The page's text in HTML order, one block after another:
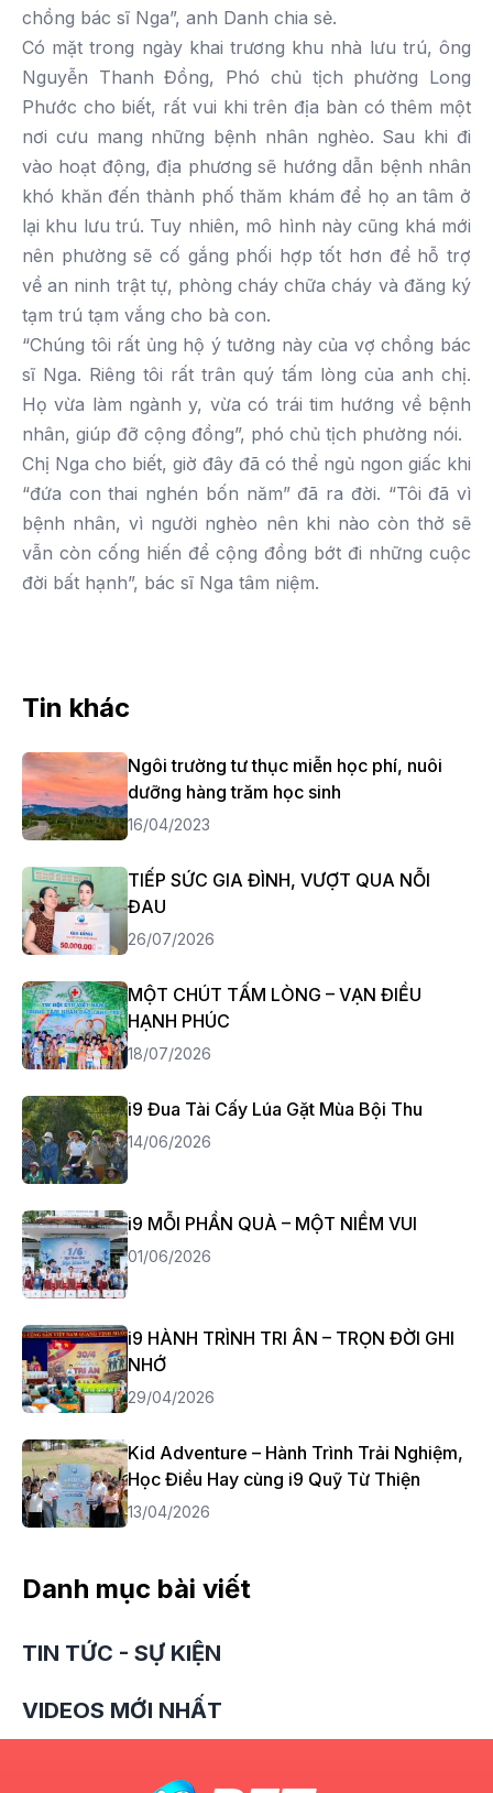
chồng bác sĩ Nga”, anh Danh chia sẻ.
Có mặt trong ngày khai trương khu nhà lưu trú, ông
Nguyễn Thanh Đồng, Phó chủ tịch phường Long
Phước cho biết, rất vui khi trên địa bàn có thêm một
nơi cưu mang những bệnh nhân nghèo. Sau khi đi
vào hoạt động, địa phương sẽ hướng dẫn bệnh nhân
khó khăn đến thành phố thăm khám để họ an tâm ở
lại khu lưu trú. Tuy nhiên, mô hình này cũng khá mới
nên phường sẽ cố gắng phối hợp tốt hơn để hỗ trợ
về an ninh trật tự, phòng cháy chữa cháy và đăng ký
tạm trú tạm vắng cho bà con.
“Chúng tôi rất ủng hộ ý tưởng này của vợ chồng bác
sĩ Nga. Riêng tôi rất trân quý tấm lòng của anh chị.
Họ vừa làm ngành y, vừa có trái tim hướng về bệnh
nhân, giúp đỡ cộng đồng”, phó chủ tịch phường nói.
Chị Nga cho biết, giờ đây đã có thể ngủ ngon giấc khi
“đứa con thai nghén bốn năm” đã ra đời. “Tôi đã vì
bệnh nhân, vì người nghèo nên khi nào còn thở sẽ
vẫn còn cống hiến để cộng đồng bớt đi những cuộc
đời bất hạnh”, bác sĩ Nga tâm niệm.
Tin khác
Ngôi trường tư thục miễn học phí, nuôi
dưỡng hàng trăm học sinh
16/04/2023
TIẾP SỨC GIA ĐÌNH, VƯỢT QUA NỖI
ĐAU
26/07/2026
MỘT CHÚT TẤM LÒNG – VẠN ĐIỀU
HẠNH PHÚC
18/07/2026
i9 Đua Tài Cấy Lúa Gặt Mùa Bội Thu
14/06/2026
i9 MỖI PHẦN QUÀ – MỘT NIỀM VUI
01/06/2026
i9 HÀNH TRÌNH TRI ÂN – TRỌN ĐỜI GHI
NHỚ
29/04/2026
Kid Adventure – Hành Trình Trải Nghiệm,
Học Điều Hay cùng i9 Quỹ Từ Thiện
13/04/2026
Danh mục bài viết
TIN TỨC - SỰ KIỆN
VIDEOS MỚI NHẤT